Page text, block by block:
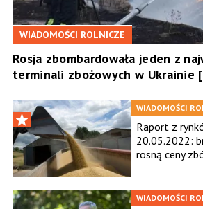
WIADOMOŚCI ROLNICZE
Rosja zbombardowała jeden z
terminali zbożowych w Ukrainie
WIADOMOŚCI
Raport z
20.05.2022:
rosną ceny
WIADOMOŚCI